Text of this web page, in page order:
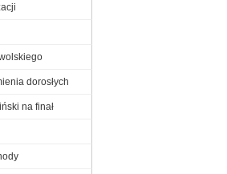
dorosłych
na finał